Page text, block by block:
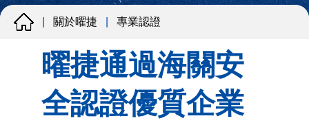
關於曜捷 專業認證
曜捷通過海關安
全認證優質企業